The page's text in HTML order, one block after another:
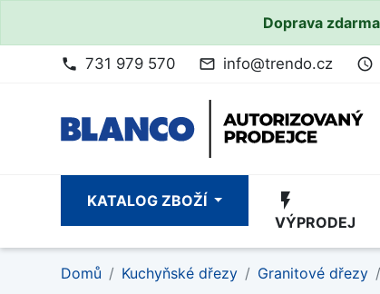
Doprava
phone 731 979 570 mail_outline info@trendo.cz access_time
KATALOG ZBOŽÍ flash_on
VÝPRODEJ
Domů Kuchyňské dřezy Granitové dřezy